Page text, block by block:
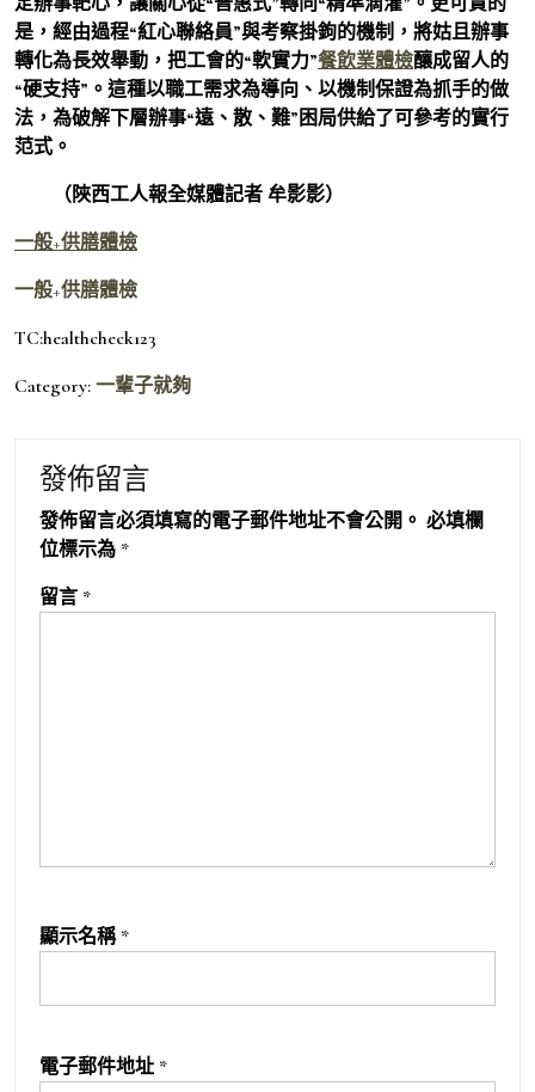
是，經由過程“紅心聯絡員”與考察掛鉤的機制，將姑且辦事
轉化為長效舉動，把工會的“軟實力”餐飲業體檢釀成留人的
“硬支持”。這種以職工需求為導向、以機制保證為抓手的做
法，為破解下層辦事“遠、散、難”困局供給了可參考的實行
范式。
（陜西工人報全媒體記者 牟影影）
一般+供膳體檢
一般+供膳體檢
TC:healthcheck123
Category: 一輩子就夠
發佈留言
發佈留言必須填寫的電子郵件地址不會公開。 必填欄
位標示為 *
留言 *
顯示名稱 *
電子郵件地址 *